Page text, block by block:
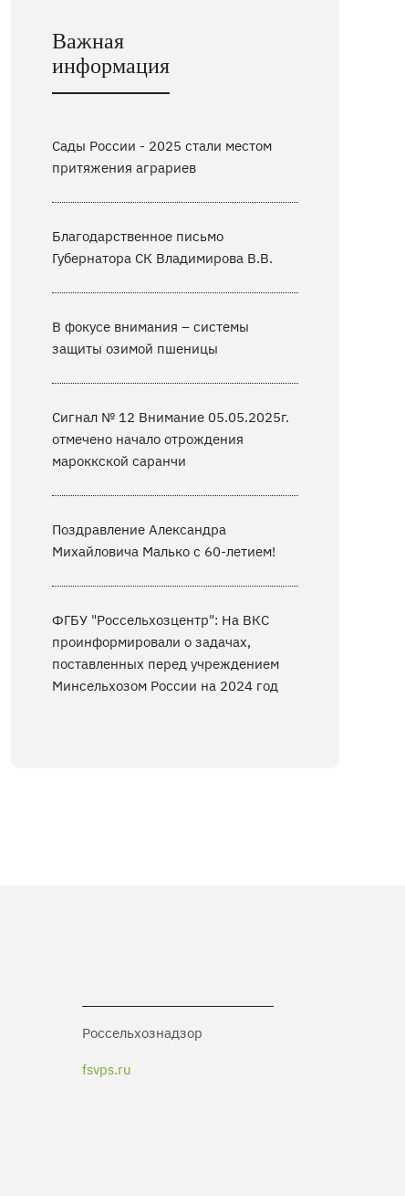
Важная
информация
Сады России - 2025 стали местом
притяжения аграриев
Благодарственное письмо
Губернатора СК Владимирова В.В.
В фокусе внимания – системы
защиты озимой пшеницы
Сигнал № 12 Внимание 05.05.2025г.
отмечено начало отрождения
мароккской саранчи
Поздравление Александра
Михайловича Малько с 60-летием!
ФГБУ "Россельхозцентр": На ВКС
проинформировали о задачах,
поставленных перед учреждением
Минсельхозом России на 2024 год
Россельхознадзор
fsvps.ru